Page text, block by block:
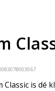
Classic is dé